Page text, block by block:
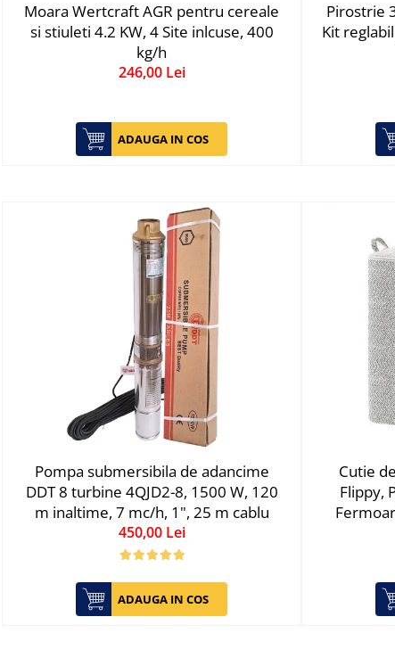
Moara Wertcraft AGR pentru cereale
si stiuleti 4.2 KW, 4 Site inlcuse, 400
kg/h
246,00 Lei
ADAUGA IN COS
Pirostrie
Kit
Pompa submersibila de adancime
DDT 8 turbine 4QJD2-8, 1500 W, 120
m inaltime, 7 mc/h, 1", 25 m cablu
450,00 Lei
ADAUGA IN COS
Cutie
Flippy,
Paturi,